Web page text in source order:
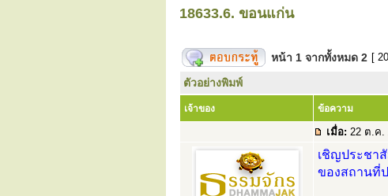
18633.6. ขอนแก่น
หน้า 1 จากทั้งหมด 2 [
ตัวอย่างพิมพ์
เจ้าของ ข้อความ
เมื่อ: 22 ต.ค.
เชิญประชา
ของสถานที่